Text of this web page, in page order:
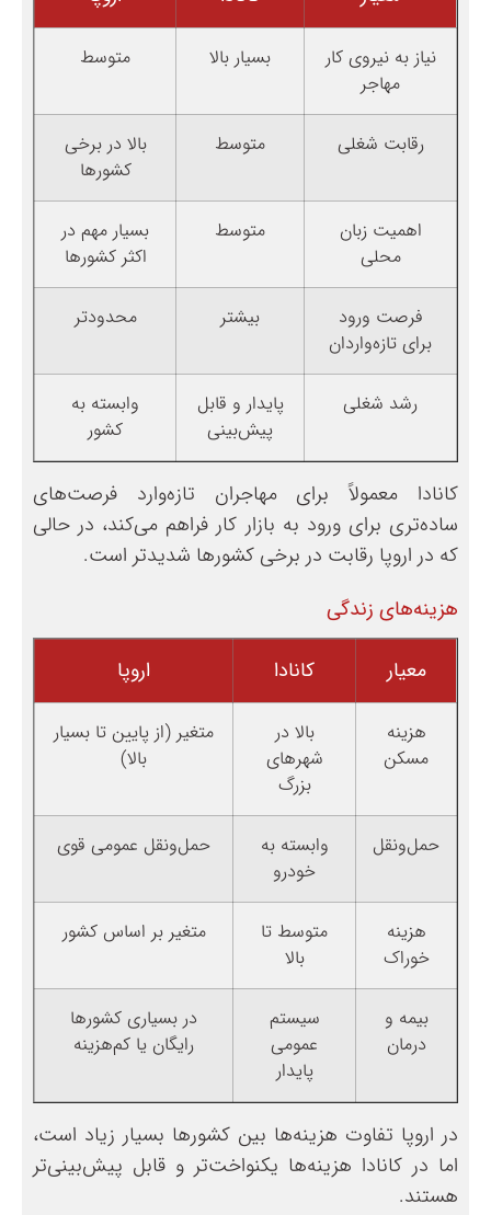
نیاز به نیروی کار
مهاجر
بسیار بالا متوسط
رقابت شغلی متوسط
بالا در برخی
کشورها
اهمیت زبان
محلی
متوسط
بسیار مهم در
اکثر کشورها
فرصت ورود
برای تازه‌واردان
بیشتر محدودتر
رشد شغلی
پایدار و قابل
پیش‌بینی
وابسته به
کشور
کانادا معمولاً برای مهاجران تازه‌وارد فرصت‌های
ساده‌تری برای ورود به بازار کار فراهم می‌کند، در حالی
که در اروپا رقابت در برخی کشورها شدیدتر است.
هزینه‌های زندگی
معیار
کانادا اروپا
هزینه
مسکن
بالا در
شهرهای
بزرگ
متغیر (از پایین تا بسیار
بالا)
حمل‌ونقل
وابسته به
خودرو
حمل‌ونقل عمومی قوی
هزینه
خوراک
متوسط تا
بالا
متغیر بر اساس کشور
بیمه و
درمان
سیستم
عمومی
پایدار
در بسیاری کشورها
رایگان یا کم‌هزینه
در اروپا تفاوت هزینه‌ها بین کشورها بسیار زیاد است،
اما در کانادا هزینه‌ها یکنواخت‌تر و قابل پیش‌بینی‌تر
هستند.